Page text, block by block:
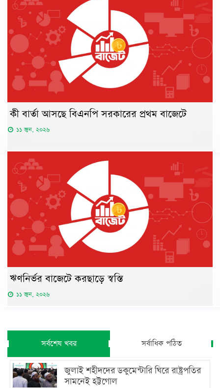
কী বার্তা আসছে বিএনপি সরকারের প্রথম বাজেটে
১১ জুন, ২০২৬
ঋণনির্ভর বাজেটে করছাড়ে স্বস্তি
১১ জুন, ২০২৬
সর্বশেষ খবর সর্বাধিক পঠিত
জুলাই শহীদদের ডকুমেন্টারি ঘিরে রাষ্ট্রপতির
সামনেই হট্টগোল